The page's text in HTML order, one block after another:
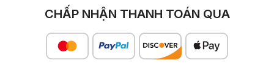
CHẤP NHẬN THANH TOÁN QUA